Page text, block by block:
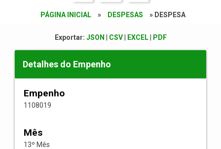
PÁGINA INICIAL » DESPESAS » DESPESA
Exportar: JSON CSV| EXCEL| PDF
Detalhes do Empenho
Empenho
1108019
Mês
13º Mês